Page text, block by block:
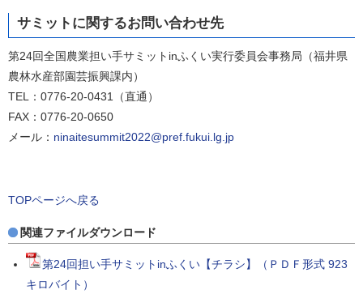
サミットに関するお問い合わせ先
第24回全国農業担い手サミットinふくい実行委員会事務局（福井県
農林水産部園芸振興課内）
TEL：0776-20-0431（直通）
FAX：0776-20-0650
メール： ninaitesummit2022@pref.fukui.lg.jp
TOPページへ戻る
関連ファイルダウンロード
第24回担い手サミットinふくい【チラシ】（ＰＤＦ形式 923
キロバイト）